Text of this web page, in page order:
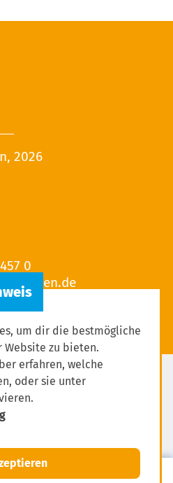
MENÜ
2026
0
um dir die bestmögliche
Website zu bieten.
erfahren, welche
oder sie unter